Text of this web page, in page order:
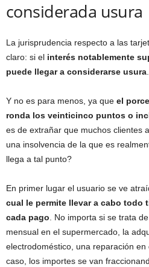
considerada usura
La jurisprudencia respecto a las
claro: si el interés notablemente
puede llegar a considerarse usura.
Y no es para menos, ya que el
ronda los veinticinco puntos o
es de extrañar que muchos clientes
una insolvencia de la que es
llega a tal punto?
En primer lugar el usuario se ve
cual le permite llevar a cabo todo
cada pago. No importa si se trata
mensual en el supermercado, la
electrodoméstico, una reparación
caso, los importes se van